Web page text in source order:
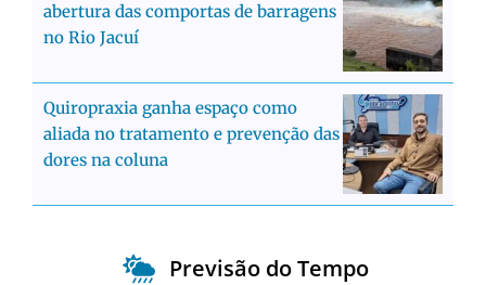
abertura das comportas de barragens
no Rio Jacuí
Quiropraxia ganha espaço como
aliada no tratamento e prevenção das
dores na coluna
Previsão do Tempo